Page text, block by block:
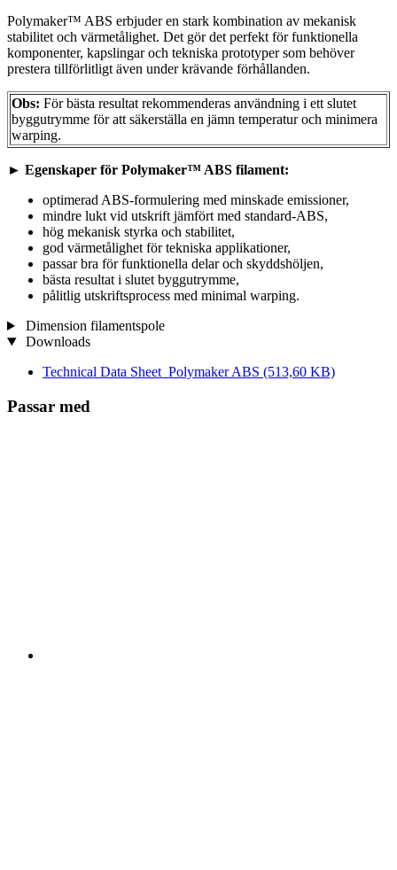
Polymaker™ ABS erbjuder en stark kombination av mekanisk
stabilitet och värmetålighet. Det gör det perfekt för funktionella
komponenter, kapslingar och tekniska prototyper som behöver
prestera tillförlitligt även under krävande förhållanden.
Obs: För bästa resultat rekommenderas användning i ett slutet
byggutrymme för att säkerställa en jämn temperatur och minimera
warping.
► Egenskaper för Polymaker™ ABS filament:
optimerad ABS-formulering med minskade emissioner,
mindre lukt vid utskrift jämfört med standard-ABS,
hög mekanisk styrka och stabilitet,
god värmetålighet för tekniska applikationer,
passar bra för funktionella delar och skyddshöljen,
bästa resultat i slutet byggutrymme,
pålitlig utskriftsprocess med minimal warping.
Dimension filamentspole
Downloads
Technical Data Sheet_Polymaker ABS (513,60 KB)
Passar med